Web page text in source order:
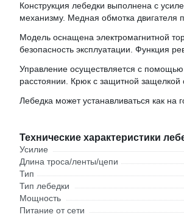
Конструкция лебедки выполнена с
механизму. Медная обмотка двигателя
Модель оснащена электромагнитной
безопасность эксплуатации. Функция
Управление осуществляется с помощью
расстоянии. Крюк с защитной
Лебедка может устанавливаться как на
Технические характеристики
Усилие
Длина троса/ленты/цепи
Тип
Тип лебедки
Мощность
Питание от сети